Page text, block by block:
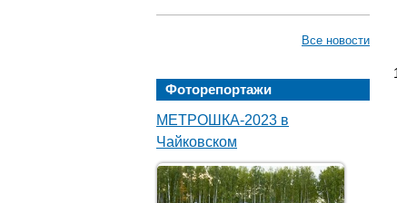
Все новости
Фоторепортажи
МЕТРОШКА-2023 в
Чайковском